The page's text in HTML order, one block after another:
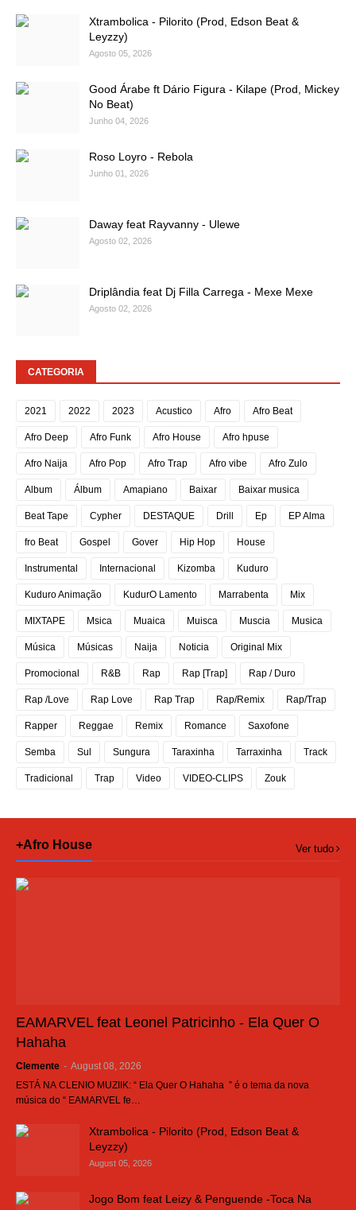
Xtrambolica - Pilorito (Prod, Edson Beat &
Leyzzy)
Agosto 05, 2026
Good Árabe ft Dário Figura - Kilape (Prod, Mickey
No Beat)
Junho 04, 2026
Roso Loyro - Rebola
Junho 01, 2026
Daway feat Rayvanny - Ulewe
Agosto 02, 2026
Driplândia feat Dj Filla Carrega - Mexe Mexe
Agosto 02, 2026
CATEGORIA
2021 2022 2023 Acustico Afro Afro Beat
Afro Deep Afro Funk Afro House Afro hpuse
Afro Naija Afro Pop Afro Trap Afro vibe Afro Zulo
Album Álbum Amapiano Baixar Baixar musica
Beat Tape Cypher DESTAQUE Drill Ep EP Alma
fro Beat Gospel Gover Hip Hop House
Instrumental Internacional Kizomba Kuduro
Kuduro Animação KudurO Lamento Marrabenta Mix
MIXTAPE Msica Muaica Muisca Muscia Musica
Música Músicas Naija Noticia Original Mix
Promocional R&B Rap Rap [Trap] Rap / Duro
Rap /Love Rap Love Rap Trap Rap/Remix Rap/Trap
Rapper Reggae Remix Romance Saxofone
Semba Sul Sungura Taraxinha Tarraxinha Track
Tradicional Trap Video VIDEO-CLIPS Zouk
+Afro House Ver tudo
EAMARVEL feat Leonel Patricinho - Ela Quer O
Hahaha
Clemente - August 08, 2026
ESTÁ NA CLENIO MUZIIK: “ Ela Quer O Hahaha ” é o tema da nova
música do “ EAMARVEL fe…
Xtrambolica - Pilorito (Prod, Edson Beat &
Leyzzy)
August 05, 2026
Jogo Bom feat Leizy & Penguende -Toca Na